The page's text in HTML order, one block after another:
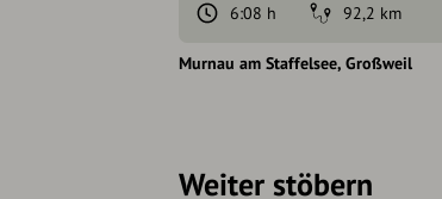
6:08 h
92,2 km
Murnau am Staffelsee Großweil
Weiter stöbern